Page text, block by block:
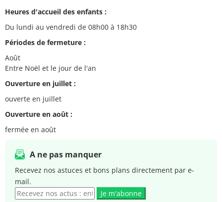
Heures d'accueil des enfants :
Du lundi au vendredi de 08h00 à 18h30
Périodes de fermeture :
Août
Entre Noël et le jour de l'an
Ouverture en juillet :
ouverte en juillet
Ouverture en août :
fermée en août
A ne pas manquer
Recevez nos astuces et bons plans directement par e-
mail.
Je m'abonne